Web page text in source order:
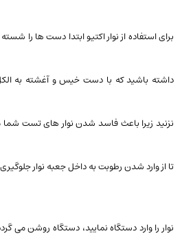
برای استفاده از نوار اکتیو ابتدا دست ها را
داشته باشید که با دست خیس و آغشته به
نزنید زیرا باعث فاسد شدن نوار های تست شما
تا از وارد شدن رطوبت به داخل جعبه نوار
نوار را وارد دستگاه نمایید، دستگاه روشن می